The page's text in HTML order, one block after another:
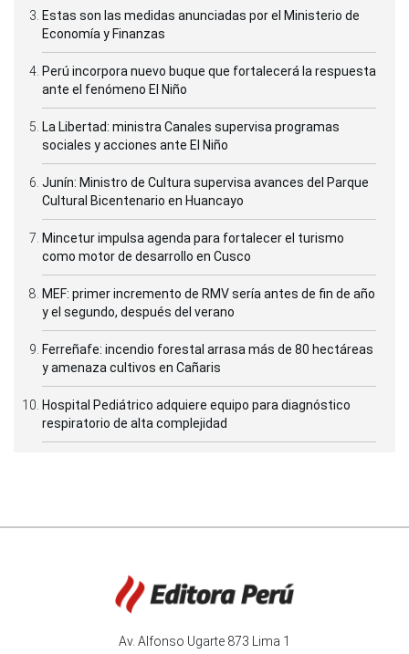
Estas son las medidas anunciadas por el Ministerio de
Economía y Finanzas
Perú incorpora nuevo buque que fortalecerá la respuesta
ante el fenómeno El Niño
La Libertad: ministra Canales supervisa programas
sociales y acciones ante El Niño
Junín: Ministro de Cultura supervisa avances del Parque
Cultural Bicentenario en Huancayo
Mincetur impulsa agenda para fortalecer el turismo
como motor de desarrollo en Cusco
MEF: primer incremento de RMV sería antes de fin de año
y el segundo, después del verano
Ferreñafe: incendio forestal arrasa más de 80 hectáreas
y amenaza cultivos en Cañaris
Hospital Pediátrico adquiere equipo para diagnóstico
respiratorio de alta complejidad
Av. Alfonso Ugarte 873 Lima 1